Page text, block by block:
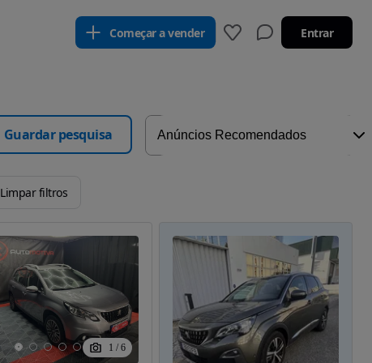
Começar a vender Entrar
Guardar pesquisa
Limpar filtros
1 / 6